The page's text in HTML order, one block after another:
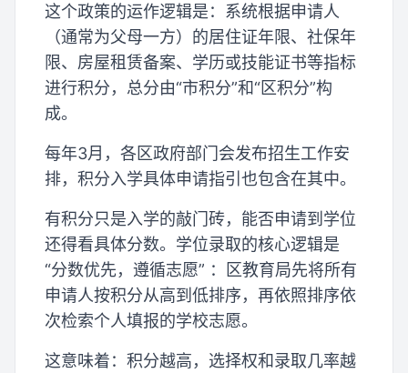
这个政策的运作逻辑是：系统根据申请人
（通常为父母一方）的居住证年限、社保年
限、房屋租赁备案、学历或技能证书等指标
进行积分，总分由“市积分”和“区积分”构
成。
每年3月，各区政府部门会发布招生工作安
排，积分入学具体申请指引也包含在其中。
有积分只是入学的敲门砖，能否申请到学位
还得看具体分数。学位录取的核心逻辑是
“分数优先，遵循志愿” ：区教育局先将所有
申请人按积分从高到低排序，再依照排序依
次检索个人填报的学校志愿。
这意味着：积分越高，选择权和录取几率越